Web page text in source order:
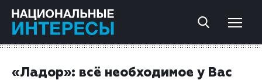
«Ладор»: всё необходимое у Вас